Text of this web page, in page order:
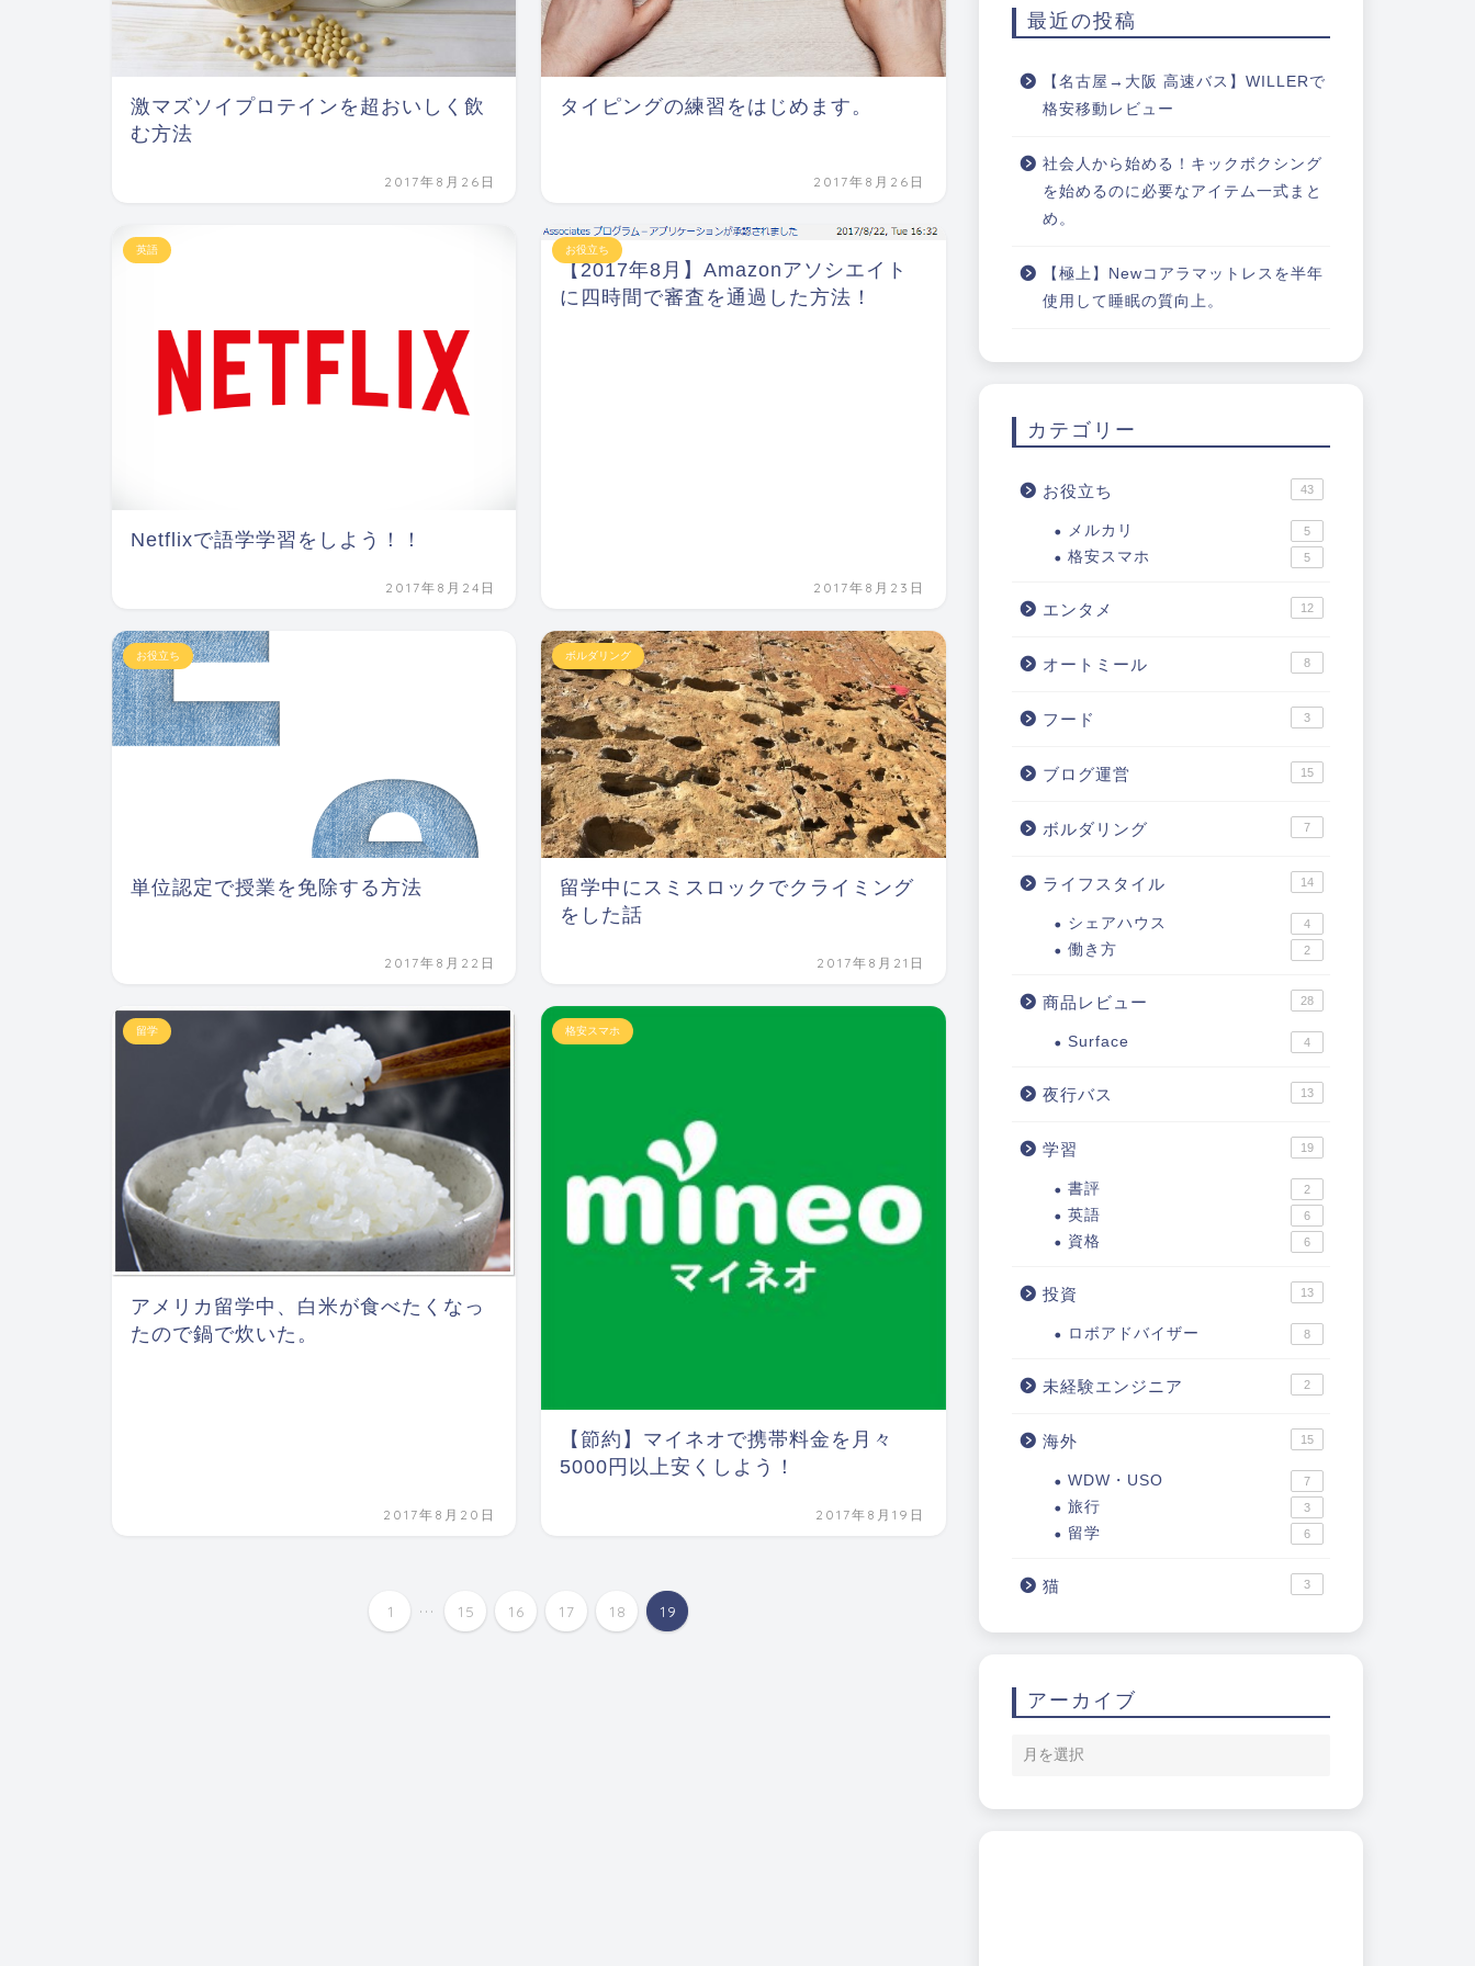
激マズソイプロテインを超おいしく飲
む方法
2017年8月26日
タイピングの練習をはじめます。
2017年8月26日
英語
Netflixで語学学習をしよう！！
2017年8月24日
お役立ち
【2017年8月】Amazonアソシエイト
に四時間で審査を通過した方法！
2017年8月23日
お役立ち
単位認定で授業を免除する方法
2017年8月22日
ボルダリング
留学中にスミスロックでクライミング
をした話
2017年8月21日
留学
アメリカ留学中、白米が食べたくなっ
たので鍋で炊いた。
2017年8月20日
格安スマホ
【節約】マイネオで携帯料金を月々
5000円以上安くしよう！
2017年8月19日
1 ... 15 16 17 18 19
最近の投稿
【名古屋→大阪 高速バス】WILLERで
格安移動レビュー
社会人から始める！キックボクシング
を始めるのに必要なアイテム一式まと
め。
【極上】Newコアラマットレスを半年
使用して睡眠の質向上。
カテゴリー
お役立ち 43
メルカリ 5
格安スマホ 5
エンタメ 12
オートミール 8
フード 3
ブログ運営 15
ボルダリング 7
ライフスタイル 14
シェアハウス 4
働き方 2
商品レビュー 28
Surface 4
夜行バス 13
学習 19
書評 2
英語 6
資格 6
投資 13
ロボアドバイザー 8
未経験エンジニア 2
海外 15
WDW・USO 7
旅行 3
留学 6
猫 3
アーカイブ